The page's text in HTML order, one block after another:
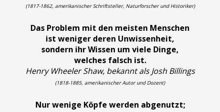
(1817-1862, amerikanischer Schriftsteller, Naturforscher und Historiker)
Das Problem mit den meisten Menschen
ist weniger deren Unwissenheit,
sondern ihr Wissen um viele Dinge,
welches falsch ist.
Henry Wheeler Shaw, bekannt als Josh Billings
(1818-1885, amerikanischer Autor und Dozent)
Nur wenige Köpfe werden abgenutzt;